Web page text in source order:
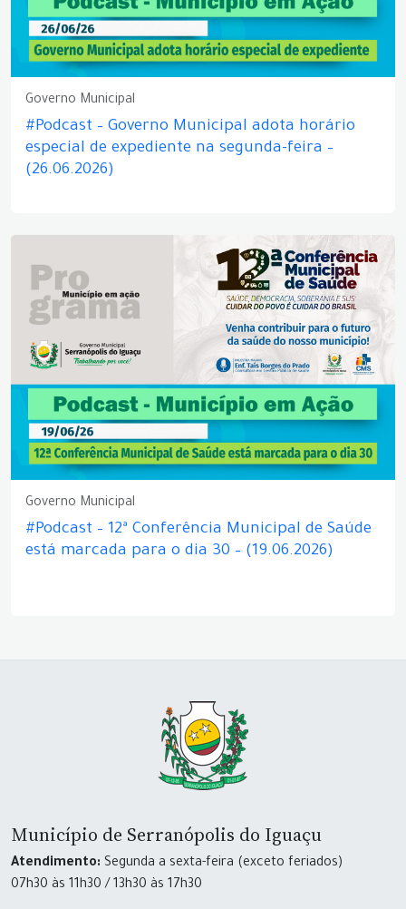
Governo Municipal
#Podcast – Governo Municipal adota horário
especial de expediente na segunda-feira –
(26.06.2026)
Governo Municipal
#Podcast – 12ª Conferência Municipal de Saúde
está marcada para o dia 30 – (19.06.2026)
Município de Serranópolis do Iguaçu
Atendimento: Segunda a sexta-feira (exceto feriados)
07h30 às 11h30 / 13h30 às 17h30